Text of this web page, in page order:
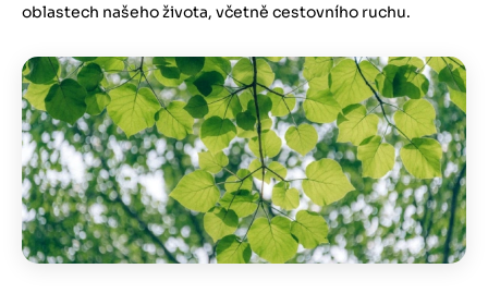
oblastech našeho života, včetně cestovního ruchu.
Obrázek